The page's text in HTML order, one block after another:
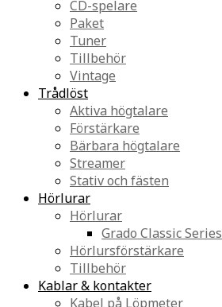
CD-spelare
Paket
Tuner
Tillbehör
Vintage
Trådlöst
Aktiva högtalare
Förstärkare
Bärbara högtalare
Streamer
Stativ och fästen
Hörlurar
Hörlurar
Grado Classic Series
Hörlursförstärkare
Tillbehör
Kablar & kontakter
Kabel på Löpmeter